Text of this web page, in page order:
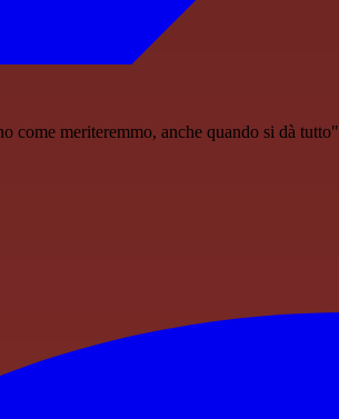
come meriteremmo, anche quando si dà tutto"